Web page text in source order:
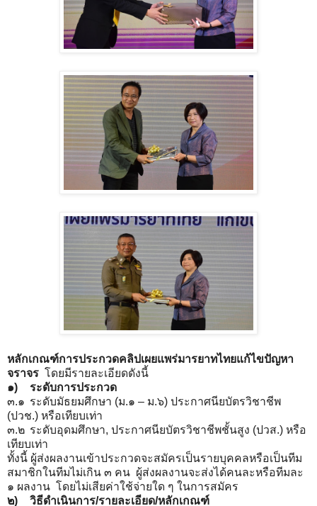
หลักเกณฑ์การประกวดคลิปเผยแพร่มารยาทไทยแก้ไขปัญหา
จราจร โดยมีรายละเอียดดังนี้
๑)
ระดับการประกวด
๓.๑ ระดับมัธยมศึกษา (ม.๑ – ม.๖) ประกาศนียบัตรวิชาชีพ
(ปวช.) หรือเทียบเท่า
๓.๒ ระดับอุดมศึกษา, ประกาศนียบัตรวิชาชีพชั้นสูง (ปวส.) หรือ
เทียบเท่า
ทั้งนี้ ผู้ส่งผลงานเข้าประกวดจะสมัครเป็นรายบุคคลหรือเป็นทีม
สมาชิกในทีมไม่เกิน ๓ คน ผู้ส่งผลงานจะส่งได้คนละหรือทีมละ
๑ ผลงาน โดยไม่เสียค่าใช้จ่ายใด ๆ ในการสมัคร
๒)
วิธีดำเนินการ/รายละเอียด/หลักเกณฑ์